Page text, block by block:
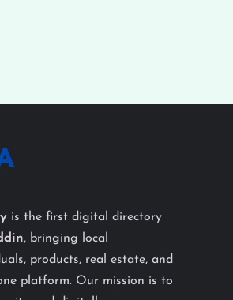
is the first digital directory
, bringing local
products, real estate, and
platform. Our mission is to